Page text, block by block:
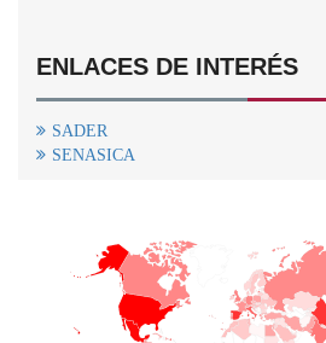
ENLACES DE INTERÉS
SADER
SENASICA